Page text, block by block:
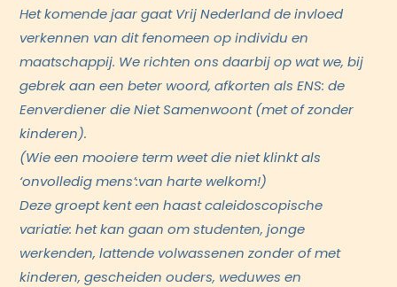
Het komende jaar gaat Vrij Nederland de invloed
verkennen van dit fenomeen op individu en
maatschappij. We richten ons daarbij op wat we, bij
gebrek aan een beter woord, afkorten als ENS: de
Eenverdiener die Niet Samenwoont (met of zonder
kinderen).
(Wie een mooiere term weet die niet klinkt als
‘onvolledig mens’:van harte welkom!)
Deze groept kent een haast caleidoscopische
variatie: het kan gaan om studenten, jonge
werkenden, lattende volwassenen zonder of met
kinderen, gescheiden ouders, weduwes en